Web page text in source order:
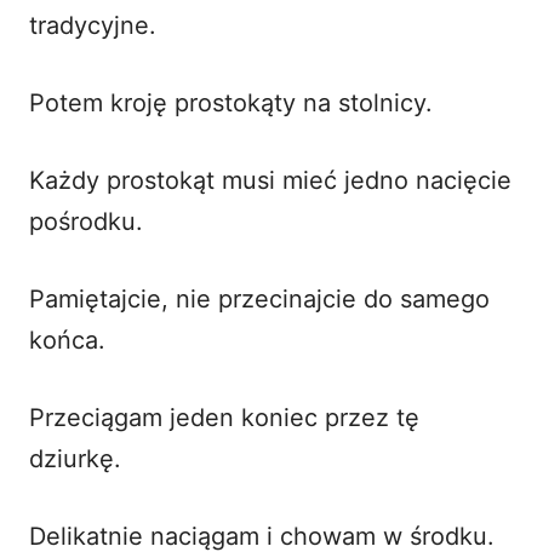
tradycyjne.
Potem kroję prostokąty na stolnicy.
Każdy prostokąt musi mieć jedno nacięcie
pośrodku.
Pamiętajcie, nie przecinajcie do samego
końca.
Przeciągam jeden koniec przez tę
dziurkę.
Delikatnie naciągam i chowam w środku.